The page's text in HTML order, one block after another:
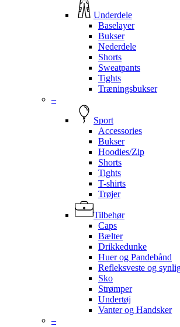
Underdele
Baselayer
Bukser
Nederdele
Shorts
Sweatpants
Tights
Træningsbukser
–
Sport
Accessories
Bukser
Hoodies/Zip
Shorts
Tights
T-shirts
Trøjer
Tilbehør
Caps
Bælter
Drikkedunke
Huer og Pandebånd
Refleksveste og
Sko
Strømper
Undertøj
Vanter og Handsker
–